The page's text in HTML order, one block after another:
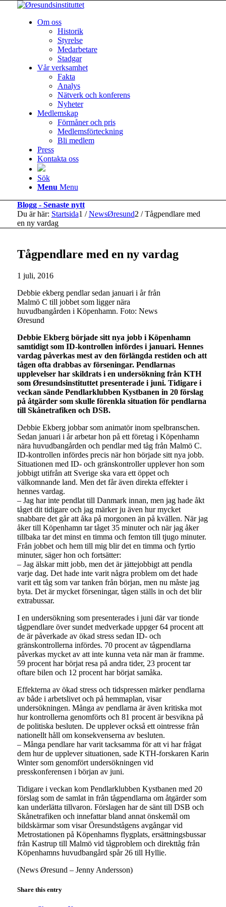
Om oss
Historik
Styrelse
Medarbetare
Stadgar
Vår verksamhet
Fakta
Analys
Nätverk och konferens
Nyheter
Medlemskap
Förmåner och pris
Medlemsförteckning
Bli medlem
Press
Kontakta oss
Sök
Menu Menu
Blogg - Senaste nytt
Du är här: Startsida1 / NewsØresund2 / Tågpendlare med
en ny vardag
Tågpendlare med en ny vardag
1 juli, 2016
Debbie ekberg pendlar sedan januari i år från
Malmö C till jobbet som ligger nära
huvudbangården i Köpenhamn. Foto: News
Øresund
Debbie Ekberg började sitt nya jobb i Köpenhamn
samtidigt som ID-kontrollen infördes i januari. Hennes
vardag påverkas mest av den förlängda restiden och att
tågen ofta drabbas av förseningar. Pendlarnas
upplevelser har skildrats i en undersökning från KTH
som Øresundsinstituttet presenterade i juni. Tidigare i
veckan sände Pendlarklubben Kystbanen in 20 förslag
på åtgärder som skulle förenkla situation för pendlarna
till Skånetrafiken och DSB.
Debbie Ekberg jobbar som animatör inom spelbranschen.
Sedan januari i år arbetar hon på ett företag i Köpenhamn
nära huvudbangården och pendlar med tåg från Malmö C.
ID-kontrollen infördes precis när hon började sitt nya jobb.
Situationen med ID- och gränskontroller upplever hon som
jobbigt utifrån att Sverige ska vara ett öppet och
välkomnande land. Men det får även direkta effekter i
hennes vardag.
– Jag har inte pendlat till Danmark innan, men jag hade åkt
tåget dit tidigare och jag märker ju även hur mycket
snabbare det går att åka på morgonen än på kvällen. När jag
åker till Köpenhamn tar tåget 35 minuter och när jag åker
tillbaka tar det minst en timma och femton till tjugo minuter.
Från jobbet och hem till mig blir det en timma och fyrtio
minuter, säger hon och fortsätter:
– Jag älskar mitt jobb, men det är jättejobbigt att pendla
varje dag. Det hade inte varit några problem om det hade
varit ett tåg som var tanken från början, men nu måste jag
byta. Det är mycket förseningar, tågen ställs in och det blir
extrabussar.
I en undersökning som presenterades i juni där var tionde
tågpendlare över sundet medverkade uppger 64 procent att
de är påverkade av ökad stress sedan ID- och
gränskontrollerna infördes. 70 procent av tågpendlarna
påverkas mycket av att inte kunna veta när man är framme.
59 procent har börjat resa på andra tider, 23 procent tar
oftare bilen och 12 procent har börjat samåka.
Effekterna av ökad stress och tidspressen märker pendlarna
av både i arbetslivet och på hemmaplan, visar
undersökningen. Många av pendlarna är även kritiska mot
hur kontrollerna genomförts och 81 procent är besvikna på
de politiska besluten. De upplever också ett ointresse från
nationellt håll om konsekvenserna av besluten.
– Många pendlare har varit tacksamma för att vi har frågat
dem hur de upplever situationen, sade KTH-forskaren Karin
Winter som genomfört undersökningen vid
presskonferensen i början av juni.
Tidigare i veckan kom Pendlarklubben Kystbanen med 20
förslag som de samlat in från tågpendlarna om åtgärder som
kan underlätta tillvaron. Förslagen har de sänt till DSB och
Skånetrafiken och innefattar bland annat önskemål om
bildskärmar som visar Öresundstågens avgångar vid
Metrostationen på Köpenhamns flygplats, ersättningsbussar
från Kastrup till Malmö vid tågproblem och direkttåg från
Köpenhamns huvudbangård spår 26 till Hyllie.
(News Øresund – Jenny Andersson)
Share this entry